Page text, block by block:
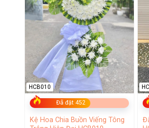
Những mẫu hoa bán
Đến với shop hoa ở Thanh Oai bạn
của mình. Đồng thời, khách hàng
là vòng hoa tang lễ:
Đã đặt 452
HCB010
Kệ Hoa Chia Buồn Viếng Tông